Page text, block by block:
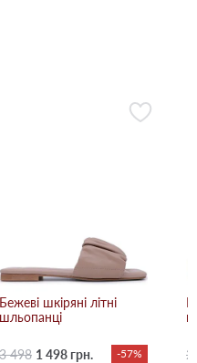
Бежевi шкіряні літні
шльопанці
3 498 1 498 грн. -57% 2